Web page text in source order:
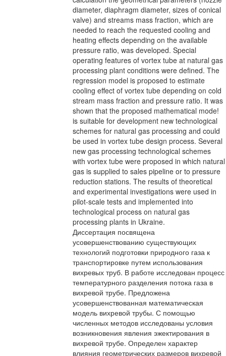
diameter, diaphragm diameter, sizes of conical
valve) and streams mass fraction, which are
needed to reach the requested cooling and
heating effects depending on the available
pressure ratio, was developed. Special
operating features of vortex tube at natural gas
processing plant conditions were defined. The
regression model is proposed to estimate
cooling effect of vortex tube depending on cold
stream mass fraction and pressure ratio. It was
shown that the proposed mathematical mode!
is suitable for development new technological
schemes for natural gas processing and could
be used in vortex tube design process. Several
new gas processing technological schemes
with vortex tube were proposed in which natural
gas is supplied to sales pipeline or to pressure
reduction stations. The results of theoretical
and experimental investigations were used in
pilot-scale tests and implemented into
technological process on natural gas
processing plants in Ukraine.
Диссертация посвящена
усовершенствованию существующих
технологий подготовки природного газа к
транспортировке путем использования
вихревых труб. В работе исследован процесс
температурного разделения потока газа в
вихревой трубе. Предложена
усовершенствованная математическая
модель вихревой трубы. С помощью
численных методов исследованы условия
возникновения явления эжектирования в
вихревой трубе. Определен характер
влияния геометрических размеров вихревой